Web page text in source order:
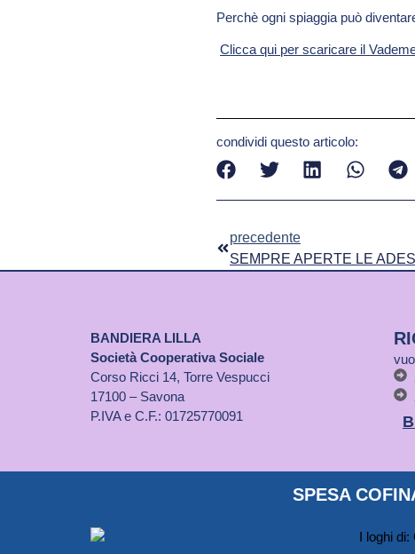
Perchè ogni spiaggia può
Clicca qui per scaricare il
condividi questo articolo:
precedente
SEMPRE APERTE LE
BANDIERA LILLA
Società Cooperativa Sociale
Corso Ricci 14, Torre Vespucci
17100 – Savona
P.IVA e C.F.: 01725770091
SPESA